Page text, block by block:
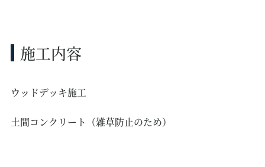
施工内容
ウッドデッキ施工
土間コンクリート（雑草防止のため）